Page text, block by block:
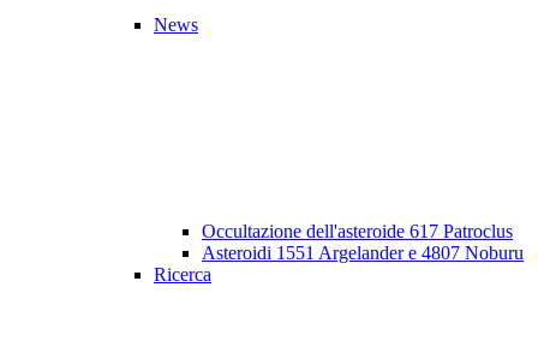
News
Occultazione dell'asteroide 617 Patroclus
Asteroidi 1551 Argelander e 4807 Noburu
Ricerca